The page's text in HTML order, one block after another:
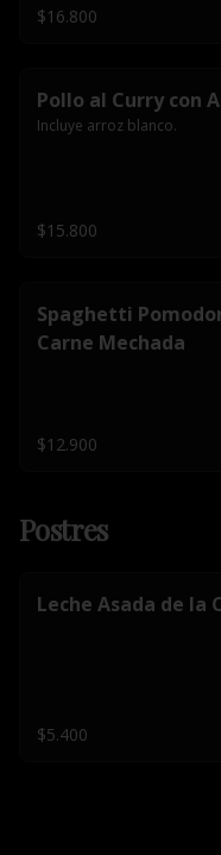
$16.800
Pollo al Curry con
Incluye arroz blanco.
$15.800
Spaghetti
Carne Mechada
$12.900
Postres
Leche Asada de la
$5.400